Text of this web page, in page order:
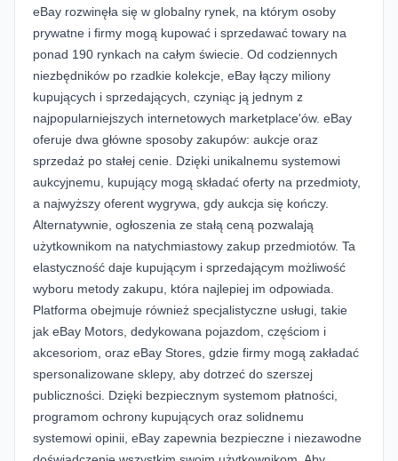
eBay rozwinęła się w globalny rynek, na którym osoby
prywatne i firmy mogą kupować i sprzedawać towary na
ponad 190 rynkach na całym świecie. Od codziennych
niezbędników po rzadkie kolekcje, eBay łączy miliony
kupujących i sprzedających, czyniąc ją jednym z
najpopularniejszych internetowych marketplace'ów. eBay
oferuje dwa główne sposoby zakupów: aukcje oraz
sprzedaż po stałej cenie. Dzięki unikalnemu systemowi
aukcyjnemu, kupujący mogą składać oferty na przedmioty,
a najwyższy oferent wygrywa, gdy aukcja się kończy.
Alternatywnie, ogłoszenia ze stałą ceną pozwalają
użytkownikom na natychmiastowy zakup przedmiotów. Ta
elastyczność daje kupującym i sprzedającym możliwość
wyboru metody zakupu, która najlepiej im odpowiada.
Platforma obejmuje również specjalistyczne usługi, takie
jak eBay Motors, dedykowana pojazdom, częściom i
akcesoriom, oraz eBay Stores, gdzie firmy mogą zakładać
spersonalizowane sklepy, aby dotrzeć do szerszej
publiczności. Dzięki bezpiecznym systemom płatności,
programom ochrony kupujących oraz solidnemu
systemowi opinii, eBay zapewnia bezpieczne i niezawodne